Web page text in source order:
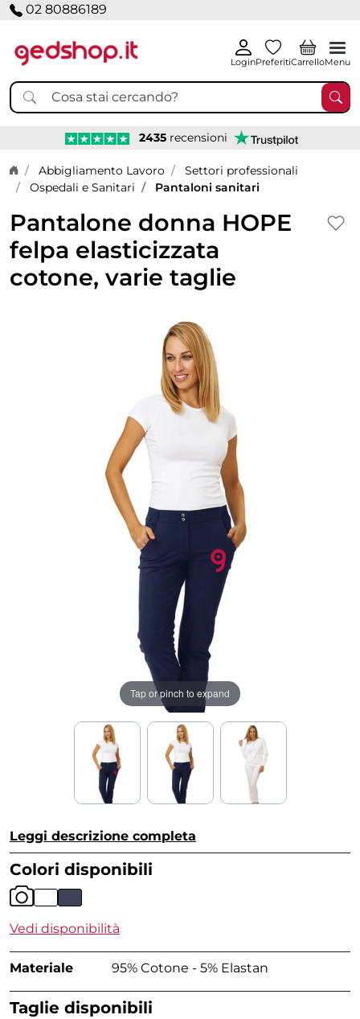
02 80886189
LoginPreferitiCarrelloMenu
2435 recensioni
Home page
Abbigliamento Lavoro
Settori professionali
Ospedali e Sanitari
Pantaloni sanitari
Pantalone donna HOPE
felpa elasticizzata
cotone, varie taglie
Tap or pinch to expand
Leggi descrizione completa
Colori disponibili
Vedi disponibilità
Materiale 95% Cotone - 5% Elastan
Taglie disponibili